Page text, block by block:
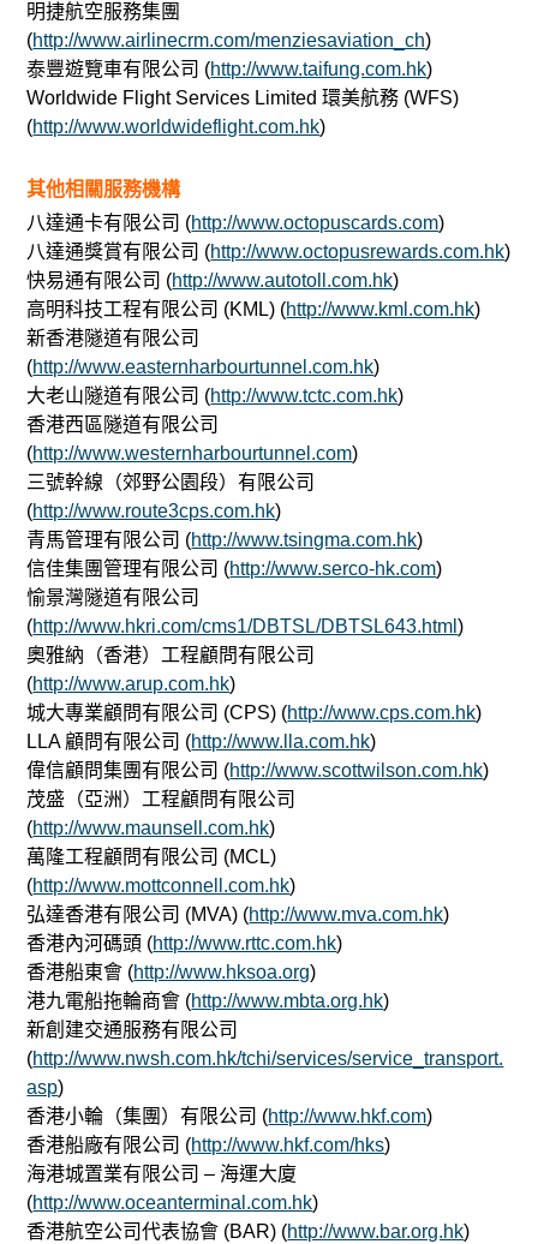
明捷航空服務集團
(http://www.airlinecrm.com/menziesaviation_ch)
泰豐遊覽車有限公司 (http://www.taifung.com.hk)
Worldwide Flight Services Limited 環美航務 (WFS)
(http://www.worldwideflight.com.hk)
其他相關服務機構
八達通卡有限公司 (http://www.octopuscards.com)
八達通獎賞有限公司 (http://www.octopusrewards.com.hk)
快易通有限公司 (http://www.autotoll.com.hk)
高明科技工程有限公司 (KML) (http://www.kml.com.hk)
新香港隧道有限公司
(http://www.easternharbourtunnel.com.hk)
大老山隧道有限公司 (http://www.tctc.com.hk)
香港西區隧道有限公司
(http://www.westernharbourtunnel.com)
三號幹線（郊野公園段）有限公司
(http://www.route3cps.com.hk)
青馬管理有限公司 (http://www.tsingma.com.hk)
信佳集團管理有限公司 (http://www.serco-hk.com)
愉景灣隧道有限公司
(http://www.hkri.com/cms1/DBTSL/DBTSL643.html)
奧雅納（香港）工程顧問有限公司
(http://www.arup.com.hk)
城大專業顧問有限公司 (CPS) (http://www.cps.com.hk)
LLA 顧問有限公司 (http://www.lla.com.hk)
偉信顧問集團有限公司 (http://www.scottwilson.com.hk)
茂盛（亞洲）工程顧問有限公司
(http://www.maunsell.com.hk)
萬隆工程顧問有限公司 (MCL)
(http://www.mottconnell.com.hk)
弘達香港有限公司 (MVA) (http://www.mva.com.hk)
香港內河碼頭 (http://www.rttc.com.hk)
香港船東會 (http://www.hksoa.org)
港九電船拖輪商會 (http://www.mbta.org.hk)
新創建交通服務有限公司
(http://www.nwsh.com.hk/tchi/services/service_transport.
asp)
香港小輪（集團）有限公司 (http://www.hkf.com)
香港船廠有限公司 (http://www.hkf.com/hks)
海港城置業有限公司 – 海運大廈
(http://www.oceanterminal.com.hk)
香港航空公司代表協會 (BAR) (http://www.bar.org.hk)